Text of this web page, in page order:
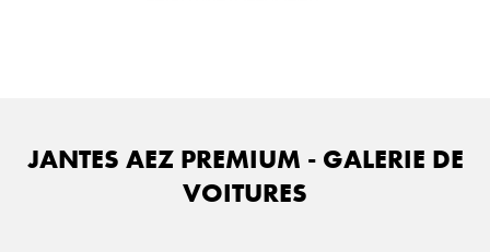
JANTES AEZ PREMIUM - GALERIE DE
VOITURES